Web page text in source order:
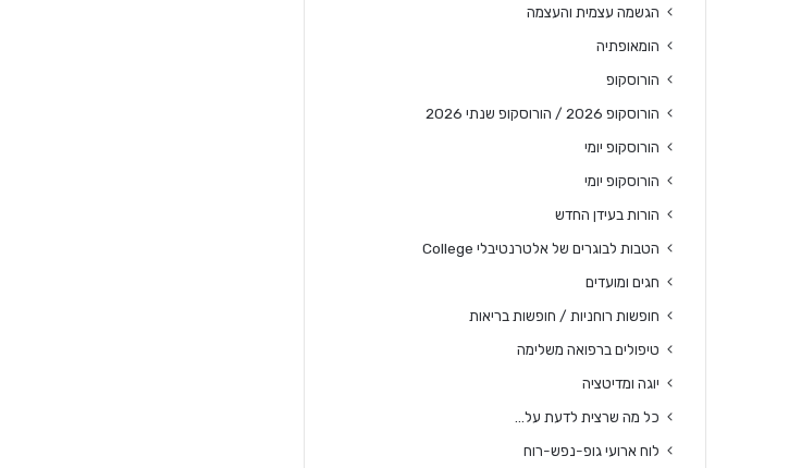
הגשמה עצמית והעצמה
הומאופתיה
הורוסקופ
הורוסקופ 2026 / הורוסקופ שנתי 2026
הורוסקופ יומי
הורוסקופ יומי
הורות בעידן החדש
הטבות לבוגרים של אלטרנטיבלי College
חגים ומועדים
חופשות רוחניות / חופשות בריאות
טיפולים ברפואה משלימה
יוגה ומדיטציה
כל מה שרצית לדעת על…
לוח ארועי גופ-נפש-רוח